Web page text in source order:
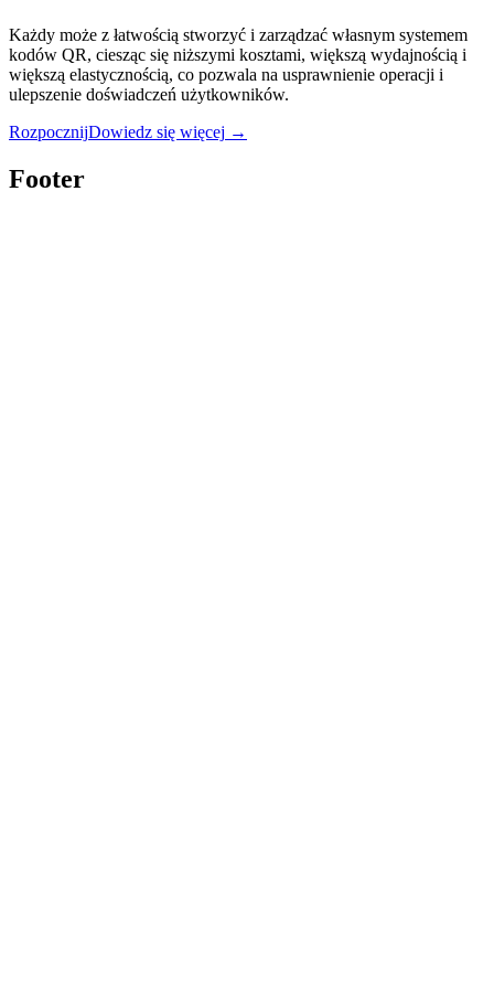
Każdy może z łatwością stworzyć i zarządzać własnym systemem
kodów QR, ciesząc się niższymi kosztami, większą wydajnością i
większą elastycznością, co pozwala na usprawnienie operacji i
ulepszenie doświadczeń użytkowników.
RozpocznijDowiedz się więcej →
Footer